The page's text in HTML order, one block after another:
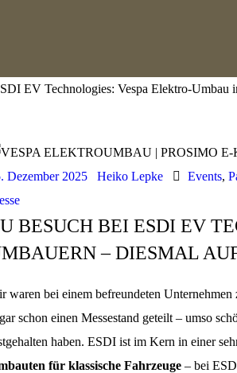
EV Technologies: Vespa Elektro-Umbau
Dezember 2025 Heiko Lepke Events,
BESUCH BEI ESDI EV
– DIESMAL
waren bei einem befreundeten Unternehmen
schon einen Messestand geteilt – umso
haben. ESDI ist im Kern in einer
für klassische Fahrzeuge– bei